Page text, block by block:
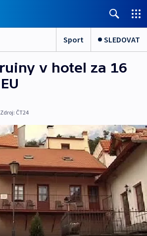
Sport SLEDOVAT
v hotel za 16
Zdroj: ČT24